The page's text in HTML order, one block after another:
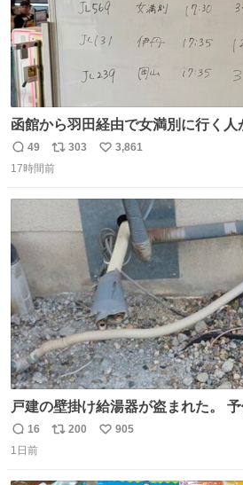
函館から羽田経由で女満別に行く人
返
信
49
リ
ポ
数
303
い
3,861
17時間前
戸建の壁掛け給湯器が盗まれた。
湯器があったのでガスやさんに設置
9万円。 痛い出費。 防犯カメラ設置
返
信
16
リ
200
い
905
1日前